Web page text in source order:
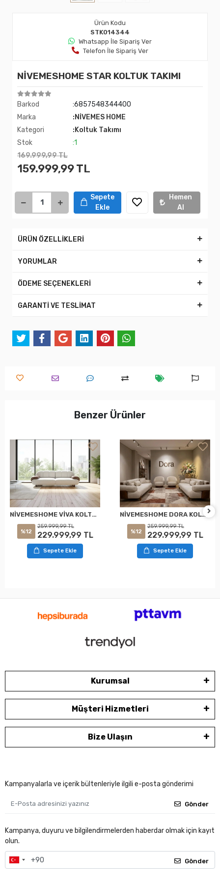
Ürün Kodu
STK014344
Whatsapp İle Sipariş Ver
Telefon İle Sipariş Ver
NİVEMESHOME STAR KOLTUK TAKIMI
Barkod
:6857548344400
Marka
:NİVEMES HOME
Kategori
:Koltuk Takımı
Stok
:1
169.999,99 TL
159.999,99 TL
Sepete
Ekle
Hemen
Al
ÜRÜN ÖZELLİKLERİ
YORUMLAR
ÖDEME SEÇENEKLERİ
GARANTİ VE TESLİMAT
Benzer Ürünler
NİVEMESHOME VİVA KOLTUK TAKIMI
%12
259.999,99 TL
229.999,99 TL
Sepete Ekle
NİVEMESHOME DORA KOLTUK TAKIMI
%12
259.999,99 TL
229.999,99 TL
Sepete Ekle
Kurumsal
Müşteri Hizmetleri
Bize Ulaşın
Kampanyalarla ve içerik bültenleriyle ilgili e-posta gönderimi
Gönder
Kampanya, duyuru ve bilgilendirmelerden haberdar olmak için kayıt
olun.
Gönder